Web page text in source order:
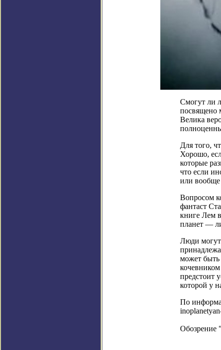
Смогут ли
посвящено
Велика
Для того,
Хорошо,
которые
что если
или
Вопросом
фантаст
книге Лем
планет —
Люди могут
может
предстоит
которой у
По
Обозрение